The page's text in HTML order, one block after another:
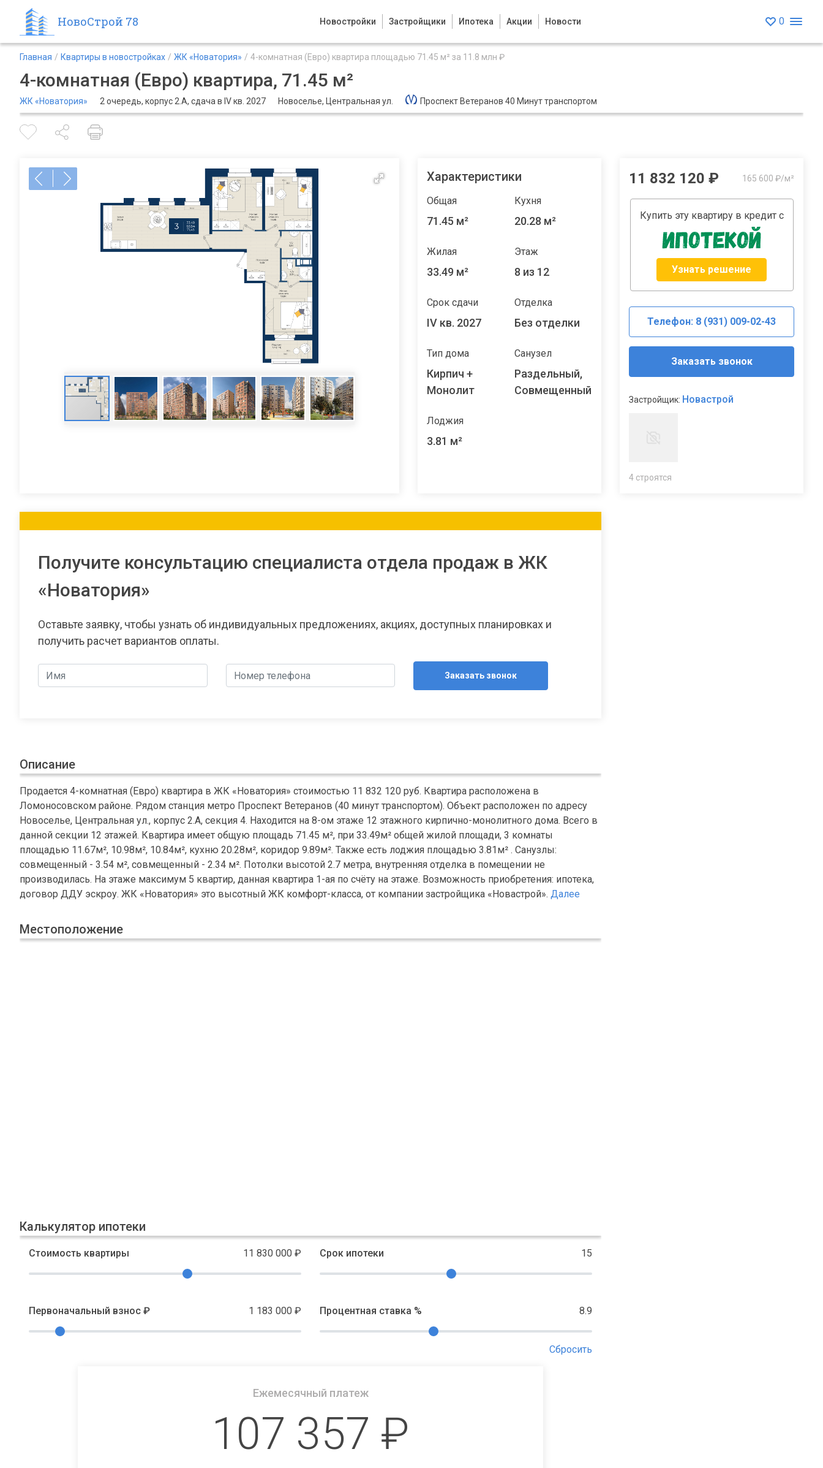
НовоСтрой 78 Новостройки Застройщики Ипотека Акции Новости 0
Главная Квартиры в новостройках ЖК «Новатория» 4-комнатная (Евро) квартира площадью 71.45 м² за 11.8 млн ₽
4-комнатная (Евро) квартира, 71.45 м²
ЖК «Новатория» 2 очередь, корпус 2.А, сдача в IV кв. 2027 Новоселье, Центральная ул. Проспект Ветеранов 40 Минут транспортом
Характеристики
Общая
71.45 м²
Кухня
20.28 м²
Жилая
33.49 м²
Этаж
8 из 12
Срок сдачи
IV кв. 2027
Отделка
Без отделки
Тип дома
Кирпич +
Монолит
Санузел
Раздельный,
Совмещенный
Лоджия
3.81 м²
11 832 120 ₽ 165 600 ₽/м²
Купить эту квартиру в кредит с
Узнать решение
Телефон: 8 (931) 009-02-43
Заказать звонок
Застройщик: Новастрой
4 строятся
Получите консультацию специалиста отдела продаж в ЖК
«Новатория»
Оставьте заявку, чтобы узнать об индивидуальных предложениях, акциях, доступных планировках и
получить расчет вариантов оплаты.
Заказать звонок
Описание
Продается 4-комнатная (Евро) квартира в ЖК «Новатория» стоимостью 11 832 120 руб. Квартира расположена в
Ломоносовском районе. Рядом станция метро Проспект Ветеранов (40 минут транспортом). Объект расположен по адресу
Новоселье, Центральная ул., корпус 2.А, секция 4. Находится на 8-ом этаже 12 этажного кирпично-монолитного дома. Всего в
данной секции 12 этажей. Квартира имеет общую площадь 71.45 м², при 33.49м² общей жилой площади, 3 комнаты
площадью 11.67м², 10.98м², 10.84м², кухню 20.28м², коридор 9.89м². Также есть лоджия площадью 3.81м² . Санузлы:
совмещенный - 3.54 м², совмещенный - 2.34 м². Потолки высотой 2.7 метра, внутренняя отделка в помещении не
производилась. На этаже максимум 5 квартир, данная квартира 1-ая по счёту на этаже. Возможность приобретения: ипотека,
договор ДДУ эскроу. ЖК «Новатория» это высотный ЖК комфорт-класса, от компании застройщика «Новастрой». Далее
Местоположение
Калькулятор ипотеки
Стоимость квартиры 11 830 000 ₽ Срок ипотеки 15
Первоначальный взнос ₽ 1 183 000 ₽ Процентная ставка % 8.9
Сбросить
Ежемесячный платеж
107 357 ₽